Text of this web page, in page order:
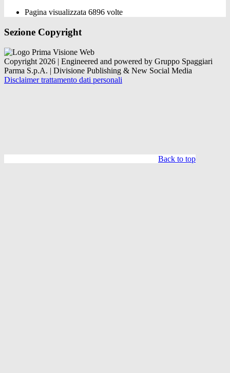
Pagina visualizzata 6896 volte
Sezione Copyright
Copyright 2026 | Engineered and powered by Gruppo Spaggiari
Parma S.p.A. | Divisione Publishing & New Social Media
Disclaimer trattamento dati personali
Back to top